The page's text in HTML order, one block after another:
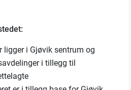
ligger i Gjøvik sentrum og
i tillegg til